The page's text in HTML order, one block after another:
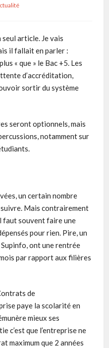
seul article. Je vais
il fallait en parler :
« que » le Bac +5. Les
d’accréditation,
sortir du système
seront optionnels, mais
notamment sur
un certain nombre
Mais contrairement
faut souvent faire une
pour rien. Pire, un
ont une rentrée
par rapport aux filières
de
paye la scolarité en
mieux ses
c’est que l’entreprise ne
maximum que 2 années